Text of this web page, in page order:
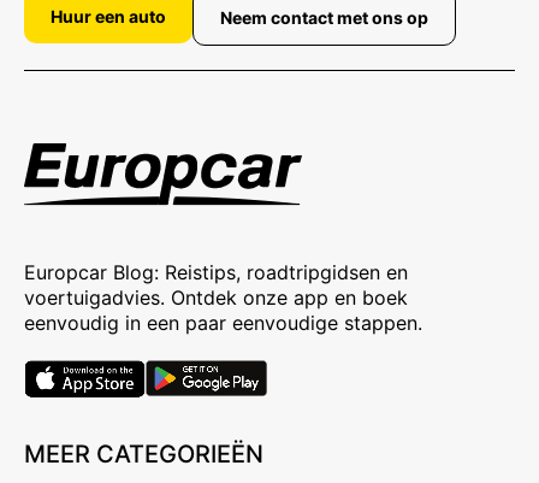
Huur een auto Neem contact met ons op
Europcar Blog: Reistips, roadtripgidsen en
voertuigadvies. Ontdek onze app en boek
eenvoudig in een paar eenvoudige stappen.
MEER CATEGORIEËN